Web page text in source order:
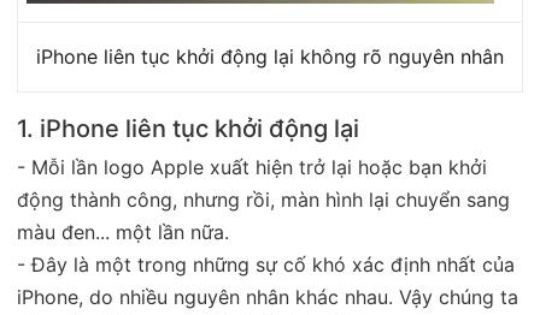
iPhone liên tục khởi động lại không rõ nguyên nhân
1. iPhone liên tục khởi động lại
- Mỗi lần logo Apple xuất hiện trở lại hoặc bạn khởi
động thành công, nhưng rồi, màn hình lại chuyển sang
màu đen... một lần nữa.
- Đây là một trong những sự cố khó xác định nhất của
iPhone, do nhiều nguyên nhân khác nhau. Vậy chúng ta